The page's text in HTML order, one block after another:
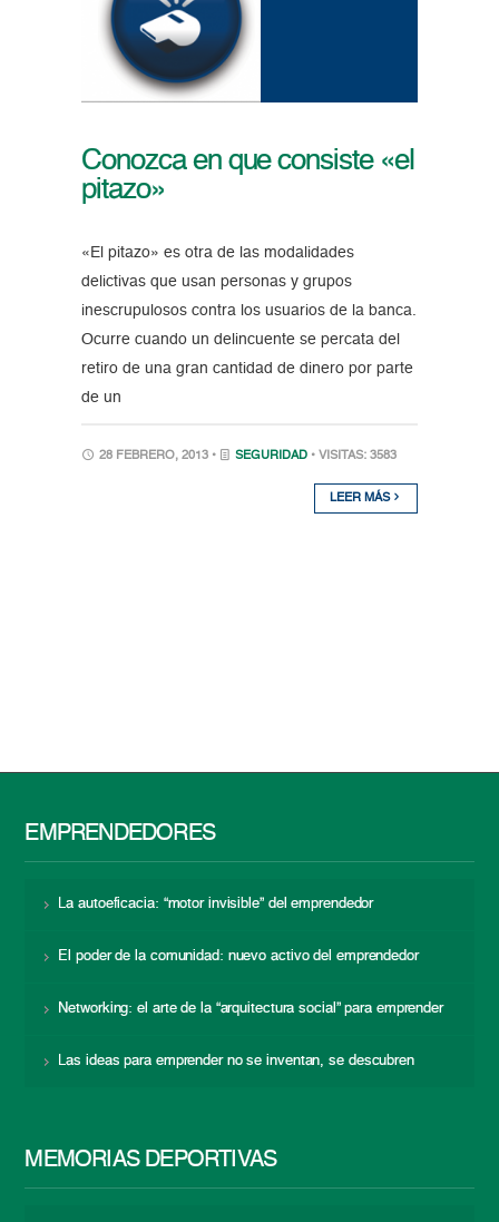
Conozca en que consiste «el
pitazo»
«El pitazo» es otra de las modalidades
delictivas que usan personas y grupos
inescrupulosos contra los usuarios de la banca.
Ocurre cuando un delincuente se percata del
retiro de una gran cantidad de dinero por parte
de un
28 FEBRERO, 2013 • SEGURIDAD • VISITAS: 3583
LEER MÁS
EMPRENDEDORES
La autoeficacia: “motor invisible” del emprendedor
El poder de la comunidad: nuevo activo del emprendedor
Networking: el arte de la “arquitectura social” para emprender
Las ideas para emprender no se inventan, se descubren
MEMORIAS DEPORTIVAS